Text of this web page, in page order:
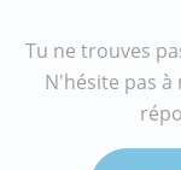
Tu ne trouves
N'hésite pas